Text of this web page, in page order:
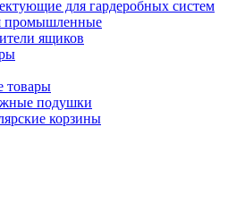
для гардеробных систем
промышленные
ящиков
товары
подушки
корзины